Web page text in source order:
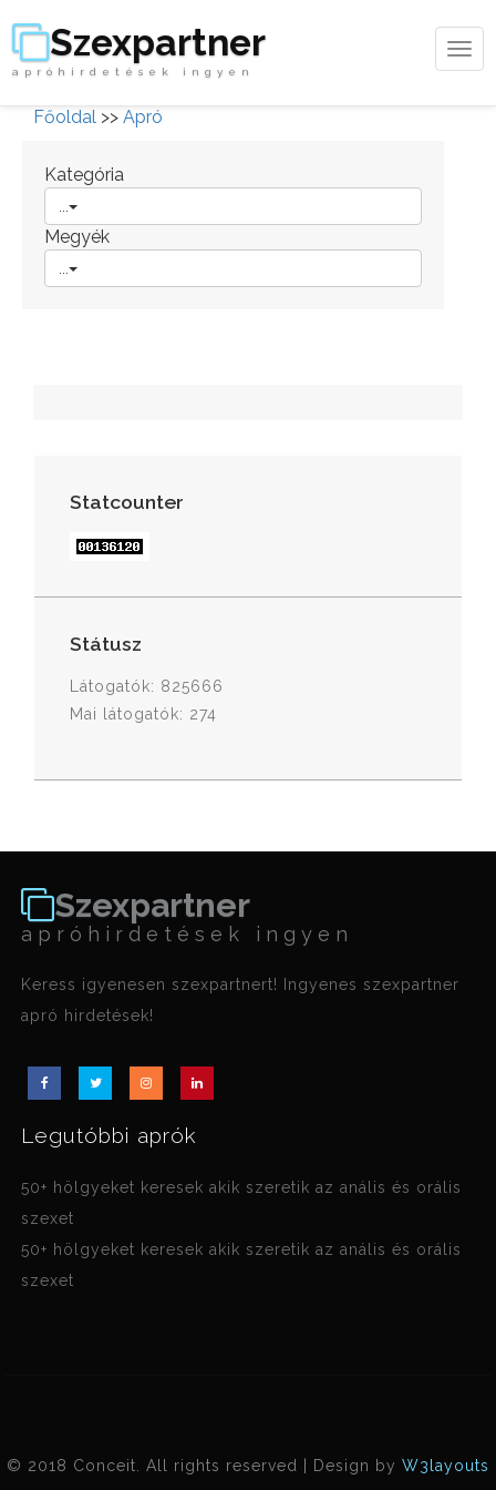
Szexpartner
apróhirdetések ingyen
Főoldal >> Apró
Kategória
Megyék
Statcounter
Státusz
Látogatók: 825666
Mai látogatók: 274
Szexpartner
apróhirdetések ingyen
Keress igyenesen szexpartnert! Ingyenes szexpartner
apró hirdetések!
Legutóbbi aprók
50+ hölgyeket keresek akik szeretik az anális és orális
szexet
50+ hölgyeket keresek akik szeretik az anális és orális
szexet
© 2018 Conceit. All rights reserved | Design by W3layouts